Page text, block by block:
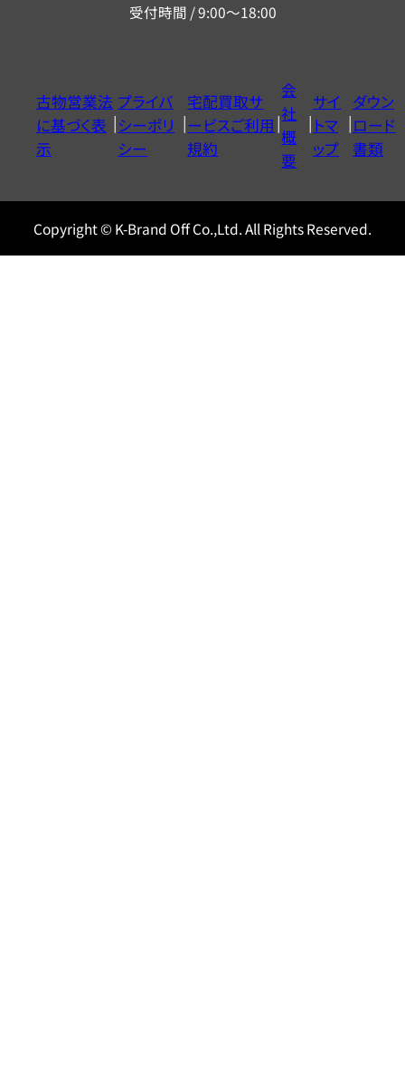
ー
ヤ
ル
0120604117
受付時間 / 9:00～18:00
古物営業法
に基づく表
示
プライバ
シーポリ
シー
宅配買取サ
ービスご利用
規約
会
社
概
要
サイ
トマ
ップ
ダウン
ロード
書類
Copyright © K-Brand Off Co.,Ltd. All Rights Reserved.